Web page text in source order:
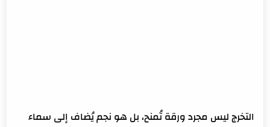
التخرج ليس مجرد ورقة تُمنح، بل هو نجم يُضاف إلى سماء